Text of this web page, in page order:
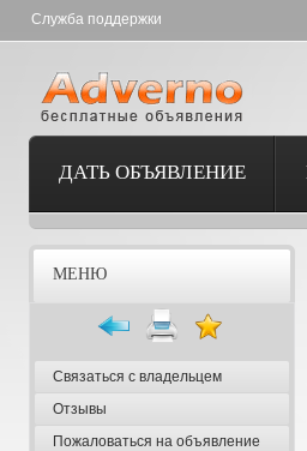
Служба поддержки
ДАТЬ ОБЪЯВЛЕНИЕ
МЕНЮ
Связаться с владельцем
Отзывы
Пожаловаться на объявление